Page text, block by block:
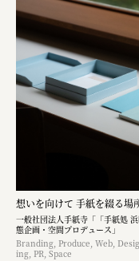
想いを向けて 手紙を綴る場
一般社団法人手紙寺「「手紙処
態企画・空間プロデュース」
Branding, Produce, Web,
ing, PR, Space